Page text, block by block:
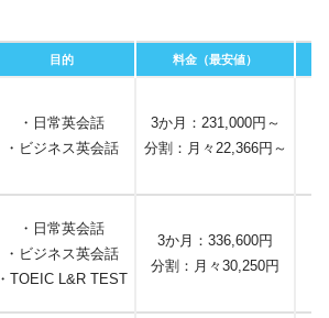
目的 料金（最安値）
・日常英会話
・ビジネス英会話
3か月：231,000円～
分割：月々22,366円～
・日常英会話
・ビジネス英会話
・TOEIC L&R TEST
3か月：336,600円
分割：月々30,250円